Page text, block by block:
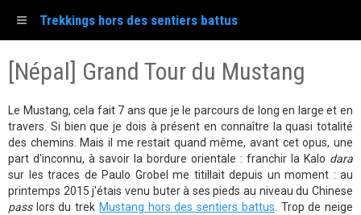
Trekkings hors des sentiers battus
[Népal] Grand Tour du Mustang
Le Mustang, cela fait 7 ans que je le parcours de long en large et en
travers. Si bien que je dois à présent en connaître la quasi totalité
des chemins. Mais il me restait quand même, avant cet opus, une
part d'inconnu, à savoir la bordure orientale : franchir la Kalo dara
sur les traces de Paulo Grobel me titillait depuis un moment : au
printemps 2015 j'étais venu buter à ses pieds au niveau du Chinese
passlors du trek Mustang hors des sentiers battus . Trop de neige